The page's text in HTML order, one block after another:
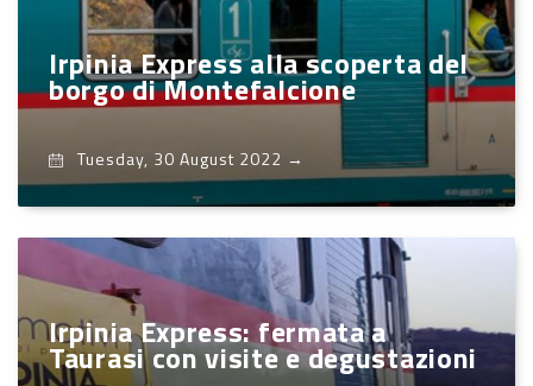
Irpinia Express alla scoperta del
borgo di Montefalcione
Tuesday, 30 August 2022 →
Irpinia Express: fermata a
Taurasi con visite e degustazioni